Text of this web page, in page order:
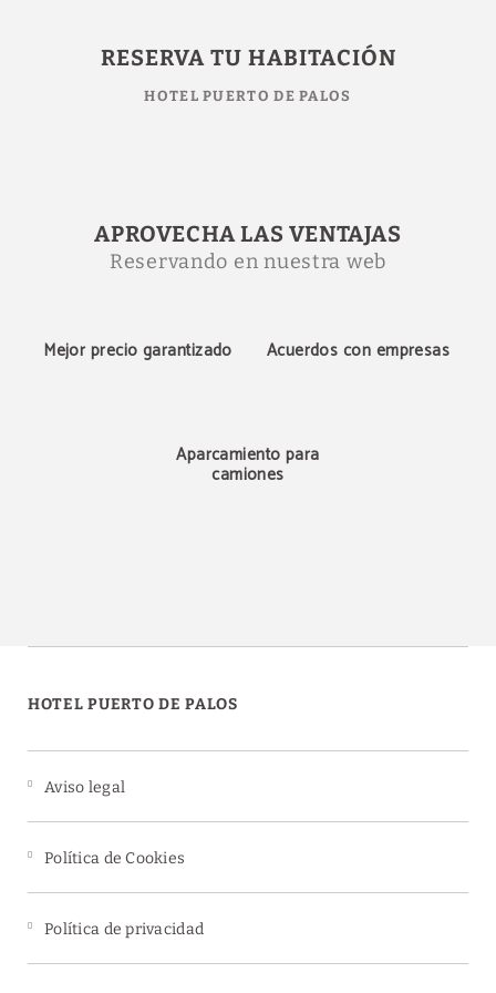
RESERVA TU HABITACIÓN
HOTEL PUERTO DE PALOS
APROVECHA LAS VENTAJAS
Reservando en nuestra web
Mejor precio garantizado Acuerdos con empresas
Aparcamiento para
camiones
HOTEL PUERTO DE PALOS
Aviso legal
Política de Cookies
Política de privacidad